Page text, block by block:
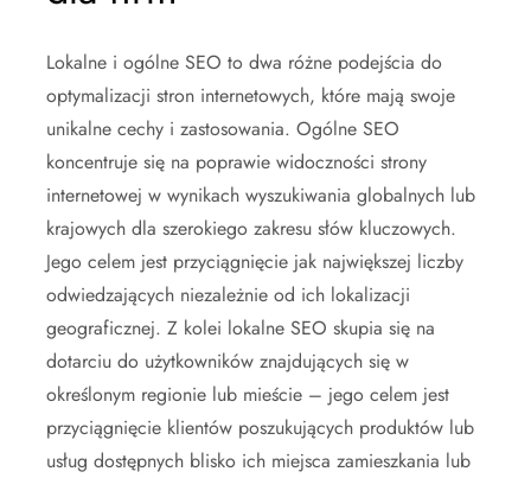
Lokalne i ogólne SEO to dwa różne podejścia do
optymalizacji stron internetowych, które mają swoje
unikalne cechy i zastosowania. Ogólne SEO
koncentruje się na poprawie widoczności strony
internetowej w wynikach wyszukiwania globalnych lub
krajowych dla szerokiego zakresu słów kluczowych.
Jego celem jest przyciągnięcie jak największej liczby
odwiedzających niezależnie od ich lokalizacji
geograficznej. Z kolei lokalne SEO skupia się na
dotarciu do użytkowników znajdujących się w
określonym regionie lub mieście – jego celem jest
przyciągnięcie klientów poszukujących produktów lub
usług dostępnych blisko ich miejsca zamieszkania lub